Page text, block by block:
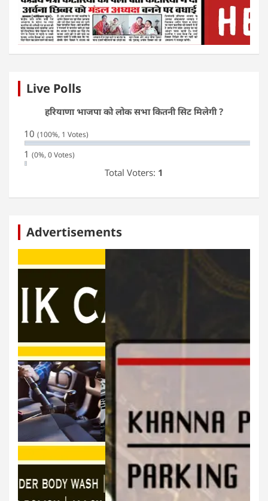
Live Polls
हरियाणा भाजपा को लोक सभा कितनी सिट मिलेगी ?
10 (100%, 1 Votes)
1 (0%, 0 Votes)
Total Voters: 1
Advertisements